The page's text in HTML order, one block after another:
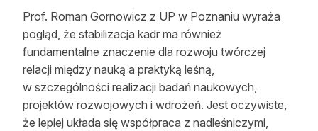
Prof. Roman Gornowicz z UP w Poznaniu wyraża
pogląd, że stabilizacja kadr ma również
fundamentalne znaczenie dla rozwoju twórczej
relacji między nauką a praktyką leśną,
w szczególności realizacji badań naukowych,
projektów rozwojowych i wdrożeń. Jest oczywiste,
że lepiej układa się współpraca z nadleśniczymi,